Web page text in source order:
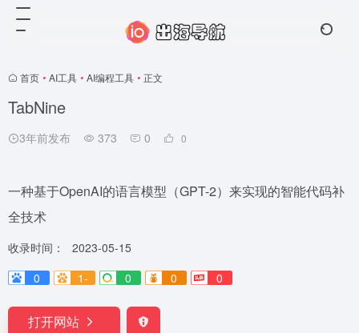
首页 • AI工具 • AI编程工具 • 正文
TabNine
3年前发布 373 0 0
一种基于OpenAI的语言模型（GPT-2）来实现的智能代码补
全技术
收录时间：
2023-05-15
0
1- 0 0 0
打开网站